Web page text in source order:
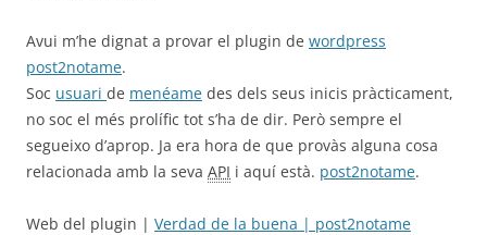
Avui m’he dignat a provar el plugin de wordpress
post2notame.
Soc usuari de menéame des dels seus inicis pràcticament,
no soc el més prolífic tot s’ha de dir. Però sempre el
segueixo d’aprop. Ja era hora de que provàs alguna cosa
relacionada amb la seva API i aquí està. post2notame.
Web del plugin | Verdad de la buena | post2notame